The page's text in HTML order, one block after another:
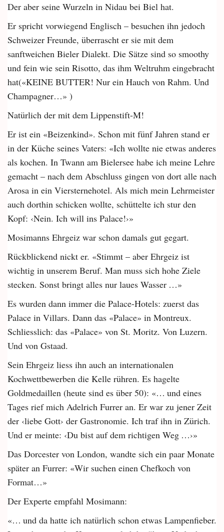
Der aber seine Wurzeln in Nidau bei Biel hat.
Er spricht vorwiegend Englisch – besuchen ihn jedoch
Schweizer Freunde, überrascht er sie mit dem
sanftweichen Bieler Dialekt. Die Sätze sind so smoothy
und fein wie sein Risotto, das ihm Weltruhm eingebracht
hat(«KEINE BUTTER! Nur ein Hauch von Rahm. Und
Champagner…» )
Natürlich der mit dem Lippenstift-M!
Er ist ein «Beizenkind». Schon mit fünf Jahren stand er
in der Küche seines Vaters: «Ich wollte nie etwas anderes
als kochen. In Twann am Bielersee habe ich meine Lehre
gemacht – nach dem Abschluss gingen von dort alle nach
Arosa in ein Viersternehotel. Als mich mein Lehrmeister
auch dorthin schicken wollte, schüttelte ich stur den
Kopf: ‹Nein. Ich will ins Palace!›»
Mosimanns Ehrgeiz war schon damals gut gegart.
Rückblickend nickt er. «Stimmt – aber Ehrgeiz ist
wichtig in unserem Beruf. Man muss sich hohe Ziele
stecken. Sonst bringt alles nur laues Wasser …»
Es wurden dann immer die Palace­-Hotels: zuerst das
Palace in Villars. Dann das «Palace» in Montreux.
Schliesslich: das «Palace» von St. Moritz. Von Luzern.
Und von Gstaad.
Sein Ehrgeiz liess ihn auch an internationalen
Kochwettbewerben die Kelle rühren. Es hagelte
Goldmedaillen (heute sind es über 50): «… und eines
Tages rief mich Adelrich Furrer an. Er war zu jener Zeit
der ‹liebe Gott› der Gastronomie. Ich traf ihn in Zürich.
Und er meinte: ‹Du bist auf dem richtigen Weg …›»
Das Dorcester von London, wandte sich ein paar Monate
später an Furrer: «Wir suchen einen Chefkoch von
Format…»
Der Experte empfahl Mosimann:
«… und da hatte ich natürlich schon etwas Lampenfieber.